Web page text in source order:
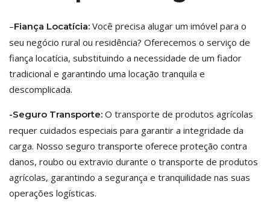
–Fiança Locatícia: Você precisa alugar um imóvel para o
seu negócio rural ou residência? Oferecemos o serviço de
fiança locatícia, substituindo a necessidade de um fiador
tradicional e garantindo uma locação tranquila e
descomplicada.
-Seguro Transporte: O transporte de produtos agrícolas
requer cuidados especiais para garantir a integridade da
carga. Nosso seguro transporte oferece proteção contra
danos, roubo ou extravio durante o transporte de produtos
agrícolas, garantindo a segurança e tranquilidade nas suas
operações logísticas.